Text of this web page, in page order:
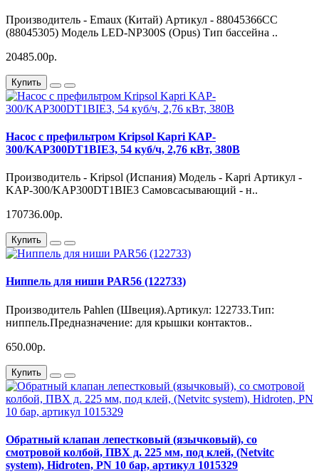
Производитель - Emaux (Китай) Артикул - 88045366CC
(88045305) Модель LED-NP300S (Opus) Тип бассейна ..
20485.00р.
Купить
Насос с префильтром Kripsol Kapri KAP-
300/KAP300DT1BIE3, 54 куб/ч, 2,76 кВт, 380В
Производитель - Kripsol (Испания) Модель - Kapri Артикул -
KAP-300/KAP300DT1BIE3 Самовсасывающий - н..
170736.00р.
Купить
Ниппель для ниши PAR56 (122733)
Производитель Pahlen (Швеция).Артикул: 122733.Тип:
ниппель.Предназначение: для крышки контактов..
650.00р.
Купить
Обратный клапан лепестковый (язычковый), со
смотровой колбой, ПВХ д. 225 мм, под клей, (Netvitc
system), Hidroten, PN 10 бар, артикул 1015329